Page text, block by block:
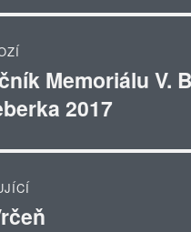
Memoriálu V.
2017